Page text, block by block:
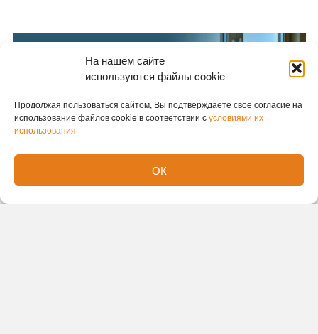
На нашем сайте
используются файлы cookie
Продолжая пользоваться сайтом, Вы подтверждаете свое согласие на
использование файлов cookie в соответствии сусловиями их
использования
ОК